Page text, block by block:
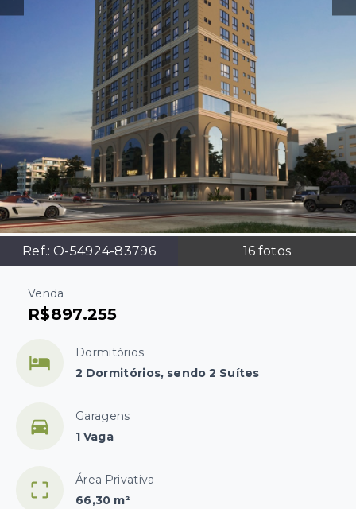
Ref.:O-54924-83796 16 fotos
Venda
R$897.255
Dormitórios
2 Dormitórios, sendo 2 Suítes
Garagens
1 Vaga
Área Privativa
66,30 m²